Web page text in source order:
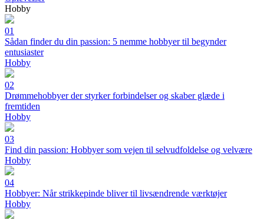
Hobby
01
Sådan finder du din passion: 5 nemme hobbyer til begynder
entusiaster
Hobby
02
Drømmehobbyer der styrker forbindelser og skaber glæde i
fremtiden
Hobby
03
Find din passion: Hobbyer som vejen til selvudfoldelse og velvære
Hobby
04
Hobbyer: Når strikkepinde bliver til livsændrende værktøjer
Hobby